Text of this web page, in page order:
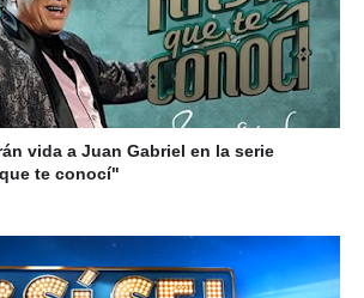
vida a Juan Gabriel en la serie
te conocí"